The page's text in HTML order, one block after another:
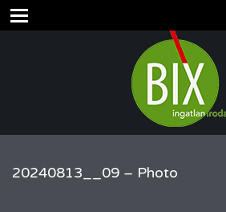
20240813__09 – Photo